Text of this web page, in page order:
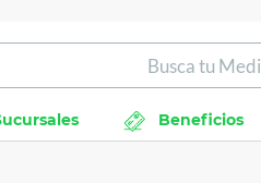
Beneficios